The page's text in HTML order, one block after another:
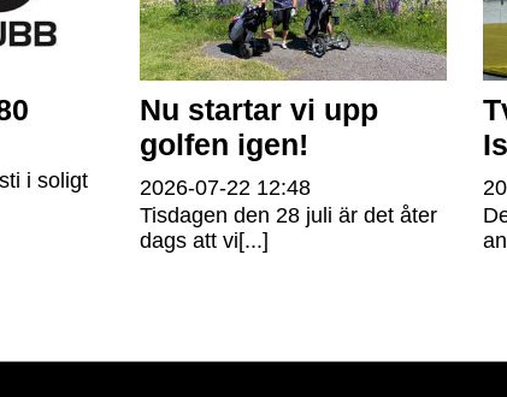
i soligt
Nu startar vi upp
golfen igen!
2026-07-22 12:48
Tisdagen den 28 juli är det åter
dags att vi[...]